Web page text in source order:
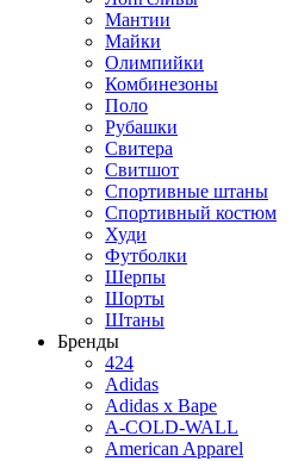
Мантии
Майки
Олимпийки
Комбинезоны
Поло
Рубашки
Свитера
Свитшот
Спортивные штаны
Спортивный костюм
Худи
Футболки
Шерпы
Шорты
Штаны
Бренды
424
Adidas
Adidas x Bape
A-COLD-WALL
American Apparel